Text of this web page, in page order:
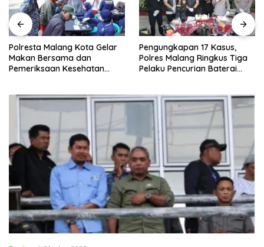
Polresta Malang Kota Gelar
Makan Bersama dan
Pemeriksaan Kesehatan
Pengungkapan 17 Kasus,
Polres Malang Ringkus Tiga
Pelaku Pencurian Baterai